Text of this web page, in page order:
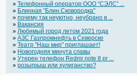
» Телефонный оператор OOO “СЭЛС” ...
» Блинная "Блин.Сковородка"
» почему так неуютно, неубрано в ...
» Вакансия
» Любимый город летом 2021 года
» АЗС Газпромнефть в Северске
» Театр "Наш мир" приглашает!
» Новогодняя минута славы
» Утерен телефон Redmi note 8 pr ...
» розыгрыш или хулиганство?